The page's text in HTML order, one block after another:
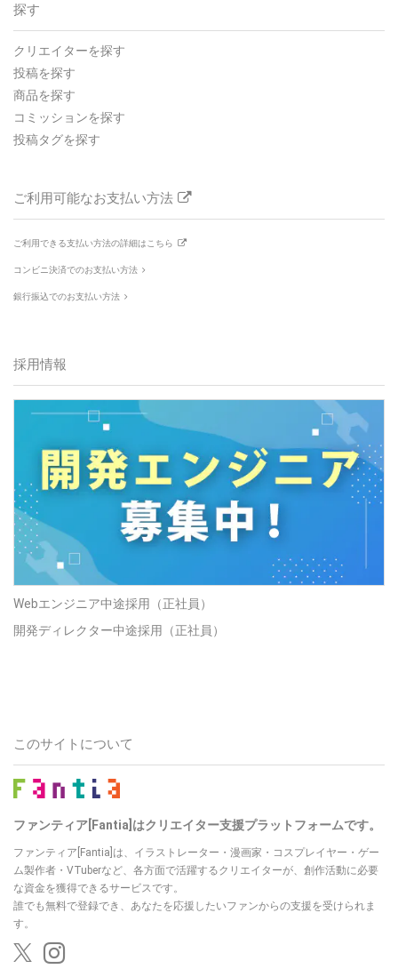
探す
クリエイターを探す
投稿を探す
商品を探す
コミッションを探す
投稿タグを探す
ご利用可能なお支払い方法
ご利用できる支払い方法の詳細はこちら
コンビニ決済でのお支払い方法
銀行振込でのお支払い方法
採用情報
Webエンジニア中途採用（正社員）
開発ディレクター中途採用（正社員）
このサイトについて
ファンティア[Fantia]はクリエイター支援プラットフォームです。
ファンティア[Fantia]は、イラストレーター・漫画家・コスプレイヤー・ゲー
ム製作者・VTuberなど、各方面で活躍するクリエイターが、創作活動に必要
な資金を獲得できるサービスです。
誰でも無料で登録でき、あなたを応援したいファンからの支援を受けられま
す。